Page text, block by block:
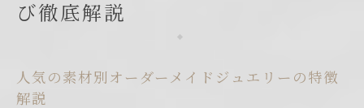
び徹底解説
人気の素材別オーダーメイドジュエリーの特徴
解説